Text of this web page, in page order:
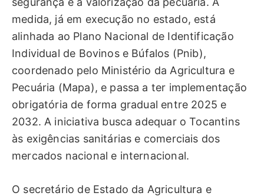
medida, já em execução no estado, está
alinhada ao Plano Nacional de Identificação
Individual de Bovinos e Búfalos (Pnib),
coordenado pelo Ministério da Agricultura e
Pecuária (Mapa), e passa a ter implementação
obrigatória de forma gradual entre 2025 e
2032. A iniciativa busca adequar o Tocantins
às exigências sanitárias e comerciais dos
mercados nacional e internacional.
O secretário de Estado da Agricultura e